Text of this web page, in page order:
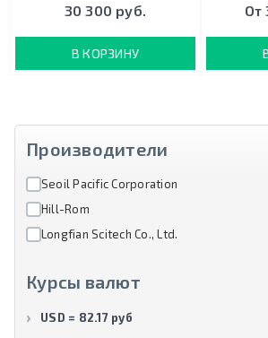
30 300 руб.
В КОРЗИНУ
От
Производители
Seoil Pacific Corporation
Hill-Rom
Longfian Scitech Co., Ltd.
Курсы валют
USD = 82.17 руб